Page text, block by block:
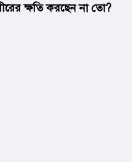
ক্ষতি করছেন না তো?